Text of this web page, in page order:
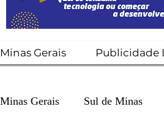
Gerais Publicidade
Minas Gerais Sul de Minas